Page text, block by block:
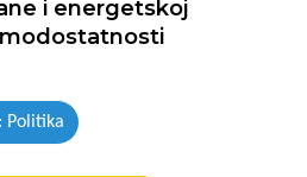
i energetskoj
Politika